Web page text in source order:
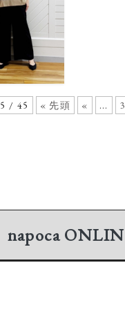
5 / 45 « 先頭 « ... 3
napoca